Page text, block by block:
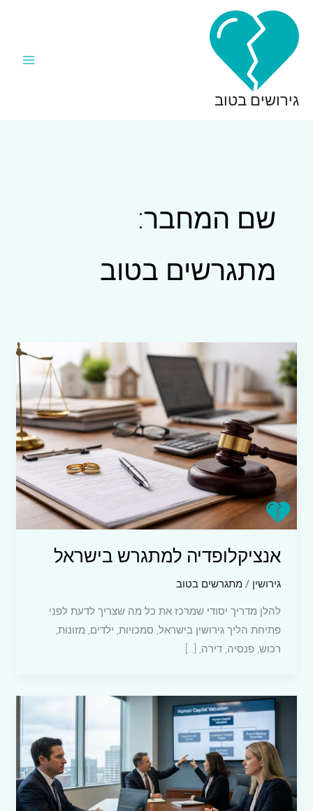
לתוכן
גירושים בטוב
שם המחבר:
מתגרשים בטוב
אנציקלופדיה למתגרש בישראל
גירושין / מתגרשים בטוב
להלן מדריך יסודי שמרכז את כל מה שצריך לדעת לפני
פתיחת הליך גירושין בישראל, סמכויות, ילדים, מזונות,
רכוש, פנסיה, דירה, […]